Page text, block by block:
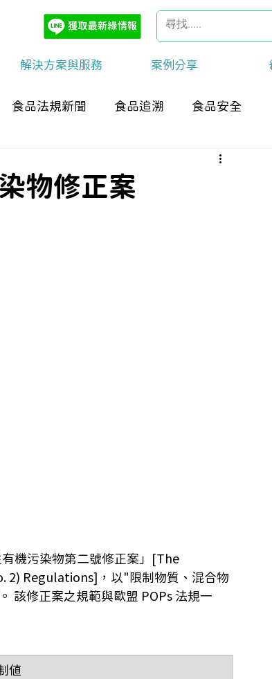
解決方案與服務 案例分享
食品法規新聞 食品追溯 食品安全
物修正案
機污染物第二號修正案」[The
Regulations]，以"限制物質、混合物
該修正案之規範與歐盟 POPs 法規一
值